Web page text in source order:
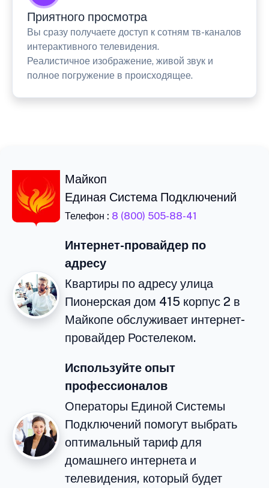
Приятного просмотра
Вы сразу получаете доступ к сотням тв-каналов
интерактивного телевидения.
Реалистичное изображение, живой звук и
полное погружение в происходящее.
Майкоп
Единая Система Подключений
Телефон : 8 (800) 505-88-41
Интернет-провайдер по
адресу
Квартиры по адресу улица
Пионерская дом 415 корпус 2 в
Майкопе обслуживает интернет-
провайдер Ростелеком.
Используйте опыт
профессионалов
Операторы Единой Системы
Подключений помогут выбрать
оптимальный тариф для
домашнего интернета и
телевидения, который будет